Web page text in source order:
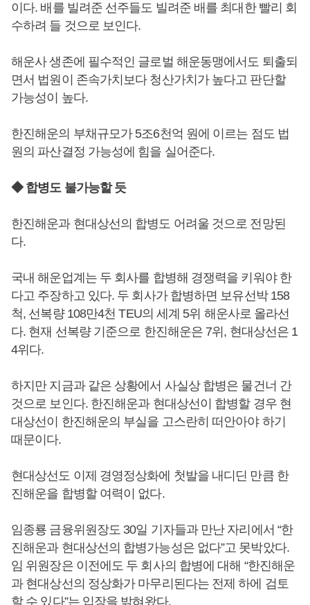
이다. 배를 빌려준 선주들도 빌려준 배를 최대한 빨리 회
수하려 들 것으로 보인다.
해운사 생존에 필수적인 글로벌 해운동맹에서도 퇴출되
면서 법원이 존속가치보다 청산가치가 높다고 판단할
가능성이 높다.
한진해운의 부채규모가 5조6천억 원에 이르는 점도 법
원의 파산결정 가능성에 힘을 실어준다.
◆ 합병도 불가능할 듯
한진해운과 현대상선의 합병도 어려울 것으로 전망된
다.
국내 해운업계는 두 회사를 합병해 경쟁력을 키워야 한
다고 주장하고 있다. 두 회사가 합병하면 보유선박 158
척, 선복량 108만4천 TEU의 세계 5위 해운사로 올라선
다. 현재 선복량 기준으로 한진해운은 7위, 현대상선은 1
4위다.
하지만 지금과 같은 상황에서 사실상 합병은 물건너 간
것으로 보인다. 한진해운과 현대상선이 합병할 경우 현
대상선이 한진해운의 부실을 고스란히 떠안아야 하기
때문이다.
현대상선도 이제 경영정상화에 첫발을 내디딘 만큼 한
진해운을 합병할 여력이 없다.
임종룡 금융위원장도 30일 기자들과 만난 자리에서 “한
진해운과 현대상선의 합병가능성은 없다”고 못박았다.
임 위원장은 이전에도 두 회사의 합병에 대해 “한진해운
과 현대상선의 정상화가 마무리된다는 전제 하에 검토
할 수 있다”는 입장을 밝혀왔다.